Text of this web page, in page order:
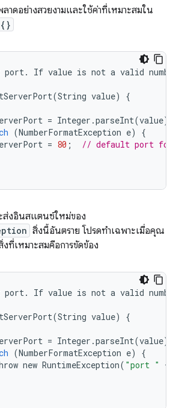
าดอย่างสวยงามและใช้ค่าที่เหมาะสมใน
{}
port. If value is not a valid
(String value)
{
= Integer .parseInt(value);
(NumberFormatException e)
{
= 80 ;
// default port for
ส่งอินสแตนซ์ใหม่ของ
สิ่งนี้อันตราย โปรดทำเฉพาะเมื่อคุณ
ที่เหมาะสมคือการขัดข้อง
port. If value is not a valid
(String value)
{
= Integer .parseInt(value);
(NumberFormatException e)
{
new RuntimeException( "port " +